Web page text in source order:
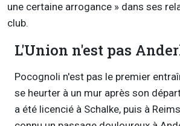
une certaine arrogance » dans ses
club.
L'Union n'est pas
Pocognoli n'est pas le premier
se heurter à un mur après son
a été licencié à Schalke, puis à